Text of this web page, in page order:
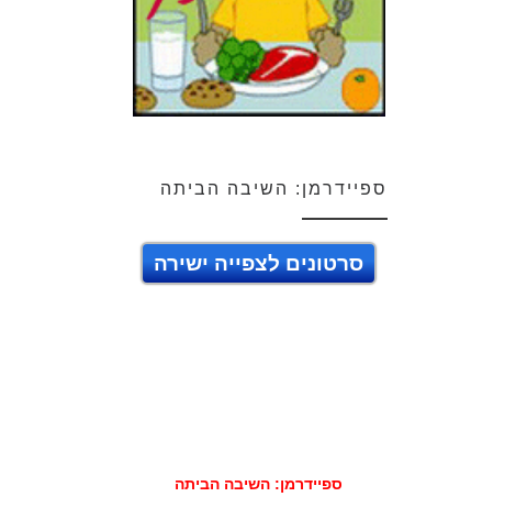
ספיידרמן: השיבה הביתה
סרטונים לצפייה ישירה
ספיידרמן: השיבה הביתה